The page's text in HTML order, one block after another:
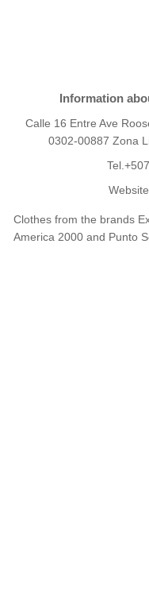
Information
Calle 16 Entre Ave
0302-00887 Zona
Clothes from the brands
America 2000 and Punto